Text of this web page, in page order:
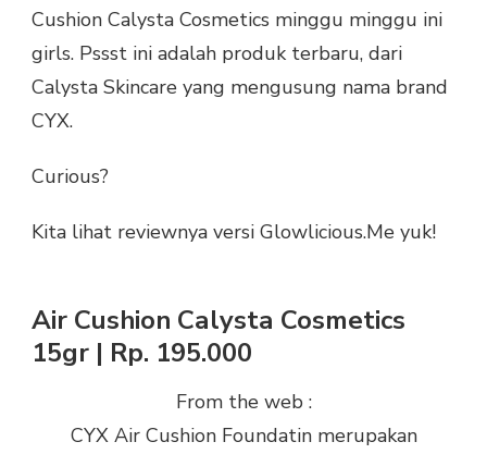
Cushion Calysta Cosmetics minggu minggu ini
girls. Pssst ini adalah produk terbaru, dari
Calysta Skincare yang mengusung nama brand
CYX.
Curious?
Kita lihat reviewnya versi Glowlicious.Me yuk!
Air Cushion Calysta Cosmetics
15gr | Rp. 195.000
From the web :
CYX Air Cushion Foundatin merupakan